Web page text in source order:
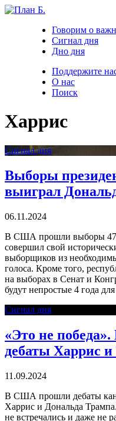
Говорим о
Сигнал дня
Дно дня
Поддержите
О нас
Поиск
Харрис
Сигнал дня
Выборы
выиграл
06.11.2024
В США прошли выборы 47-
совершил свой
выборщиков из
голоса. Кроме того,
на выборах в Сенат и
будут непростые 4 года
Сигнал дня
«Это не
дебаты Харрис
11.09.2024
В США прошли дебаты
Харрис и Дональда
не встречались и даже не